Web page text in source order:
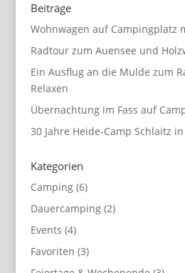
Beiträge
Wohnwagen auf Campingplatz
Radtour zum Auensee und
Ein Ausflug an die Mulde zum
Relaxen
Übernachtung im Fass auf
30 Jahre Heide-Camp Schlaitz
Kategorien
Camping(6)
Dauercamping(2)
Events (4)
Favoriten (3)